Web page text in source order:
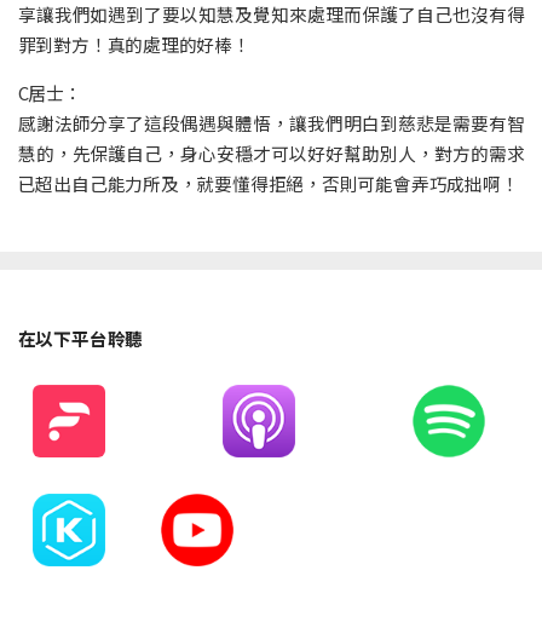
享讓我們如遇到了要以知慧及覺知來處理而保護了自己也沒有得
罪到對方！真的處理的好棒！
C居士：
感謝法師分享了這段偶遇與體悟，讓我們明白到慈悲是需要有智
慧的，先保護自己，身心安穩才可以好好幫助別人，對方的需求
已超出自己能力所及，就要懂得拒絕，否則可能會弄巧成拙啊！
在以下平台聆聽